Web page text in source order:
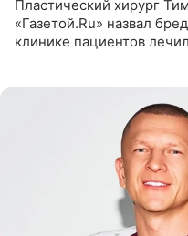
Пластический хирург
«Газетой.Ru» назвал
клинике пациентов